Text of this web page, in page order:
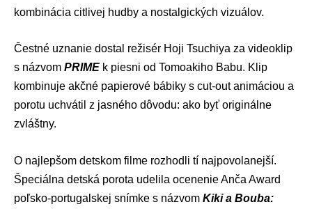
kombinácia citlivej hudby a nostalgických vizuálov.
Čestné uznanie dostal režisér Hoji Tsuchiya za videoklip
s názvom PRIME k piesni od Tomoakiho Babu. Klip
kombinuje akčné papierové bábiky s cut-out animáciou a
porotu uchvátil z jasného dôvodu: ako byť originálne
zvláštny.
O najlepšom detskom filme rozhodli tí najpovolanejší.
Špeciálna detská porota udelila ocenenie Anča Award
poľsko-portugalskej snímke s názvom Kiki a Bouba: